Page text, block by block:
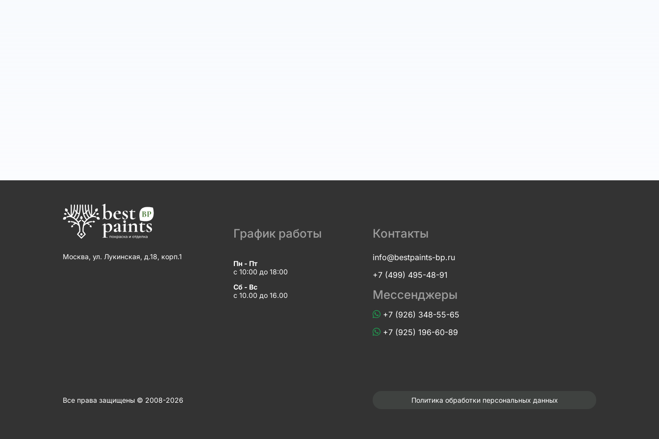
Москва, ул. Лукинская, д.18, корп.1
График работы
Пн - Пт
с 10:00 до 18:00
Сб - Вс
с 10.00 до 16.00
Контакты
info@bestpaints-bp.ru
+7 (499) 495-48-91
Мессенджеры
+7 (926) 348-55-65
+7 (925) 196-60-89
Все права защищены © 2008-2026 Политика обработки персональных данных